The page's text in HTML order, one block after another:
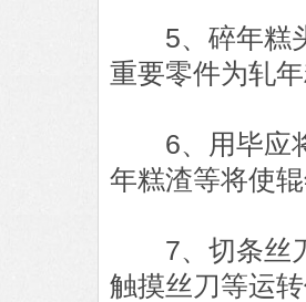
5、碎年糕头
重要零件为轧
6、用毕应将
年糕渣等将使
7、切条丝刀
触摸丝刀等运